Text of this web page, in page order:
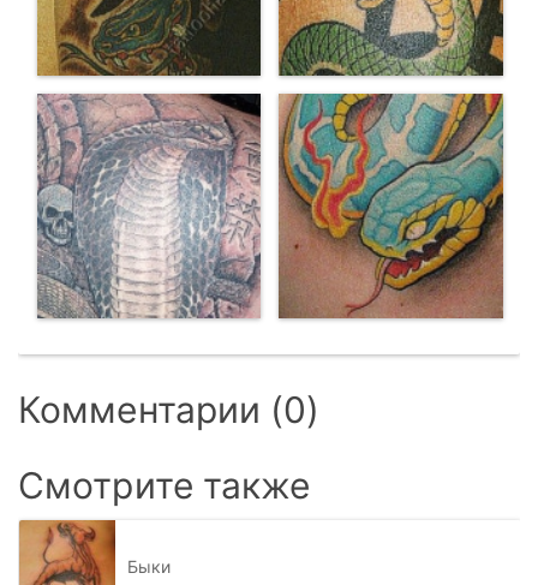
Комментарии (0)
Смотрите также
Быки